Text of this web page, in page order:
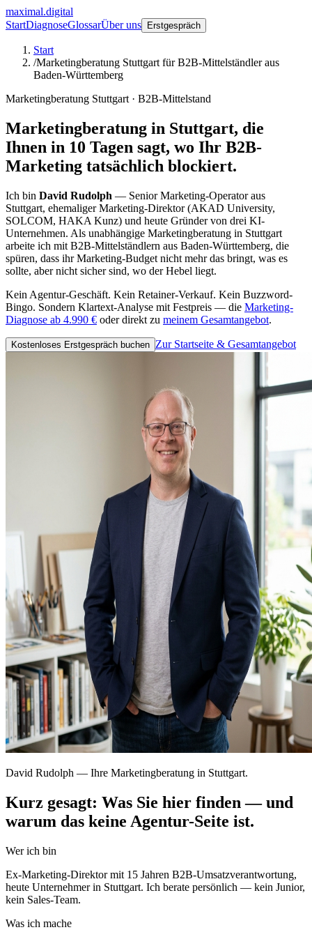
maximal.digital
StartDiagnoseGlossarÜber uns Erstgespräch
Start
/Marketingberatung Stuttgart für B2B-Mittelständler aus
Baden-Württemberg
Marketingberatung Stuttgart · B2B-Mittelstand
Marketingberatung in Stuttgart, die
Ihnen in 10 Tagen sagt, wo Ihr B2B-
Marketing tatsächlich blockiert.
Ich bin David Rudolph — Senior Marketing-Operator aus
Stuttgart, ehemaliger Marketing-Direktor (AKAD University,
SOLCOM, HAKA Kunz) und heute Gründer von drei KI-
Unternehmen. Als unabhängige Marketingberatung in Stuttgart
arbeite ich mit B2B-Mittelständlern aus Baden-Württemberg, die
spüren, dass ihr Marketing-Budget nicht mehr das bringt, was es
sollte, aber nicht sicher sind, wo der Hebel liegt.
Kein Agentur-Geschäft. Kein Retainer-Verkauf. Kein Buzzword-
Bingo. Sondern Klartext-Analyse mit Festpreis — die Marketing-
Diagnose ab 4.990 € oder direkt zu meinem Gesamtangebot.
Kostenloses Erstgespräch buchen Zur Startseite & Gesamtangebot
David Rudolph — Ihre Marketingberatung in Stuttgart.
Kurz gesagt: Was Sie hier finden — und
warum das keine Agentur-Seite ist.
Wer ich bin
Ex-Marketing-Direktor mit 15 Jahren B2B-Umsatzverantwortung,
heute Unternehmer in Stuttgart. Ich berate persönlich — kein Junior,
kein Sales-Team.
Was ich mache